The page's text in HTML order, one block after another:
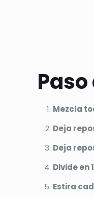
Mezcla
Deja
Deja
Divide en
Estira